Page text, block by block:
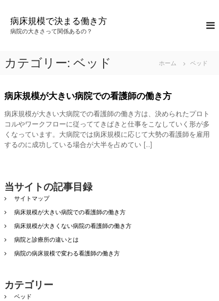
ス
プ
病床規模で決まる働き方
病院の大きさって関係あるの？
カテゴリー: ベッド ホーム ベッド
病床規模が大きい病院での看護師の働き方
病床規模が大きい大病院での看護師の働き方は、決められたプロト
コルやワークフローに従っててきぱきと仕事をこなしていく形が多
くなっています。大病院では病床規模に応じて大勢の看護師を雇用
するのに成功している場合が大半を占めてい […]
当サイトの記事目録
サイトマップ
病床規模が大きい病院での看護師の働き方
病床規模が大きくない病院の看護師の働き方
病院と診療所の違いとは
病院の病床規模で変わる看護師の働き方
カテゴリー
ベッド